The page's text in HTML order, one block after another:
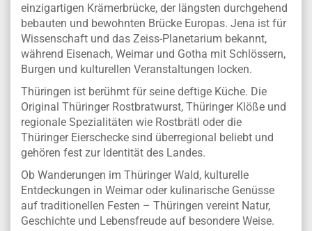
einzigartigen Krämerbrücke, der längsten durchgehend
bebauten und bewohnten Brücke Europas. Jena ist für
Wissenschaft und das Zeiss-Planetarium bekannt,
während Eisenach, Weimar und Gotha mit Schlössern,
Burgen und kulturellen Veranstaltungen locken.
Thüringen ist berühmt für seine deftige Küche. Die
Original Thüringer Rostbratwurst, Thüringer Klöße und
regionale Spezialitäten wie Rostbrätl oder die
Thüringer Eierschecke sind überregional beliebt und
gehören fest zur Identität des Landes.
Ob Wanderungen im Thüringer Wald, kulturelle
Entdeckungen in Weimar oder kulinarische Genüsse
auf traditionellen Festen – Thüringen vereint Natur,
Geschichte und Lebensfreude auf besondere Weise.